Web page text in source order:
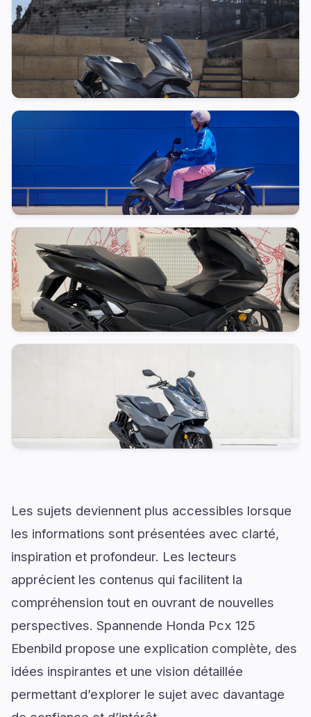
Les sujets deviennent plus accessibles lorsque
les informations sont présentées avec clarté,
inspiration et profondeur. Les lecteurs
apprécient les contenus qui facilitent la
compréhension tout en ouvrant de nouvelles
perspectives. Spannende Honda Pcx 125
Ebenbild propose une explication complète, des
idées inspirantes et une vision détaillée
permettant d’explorer le sujet avec davantage